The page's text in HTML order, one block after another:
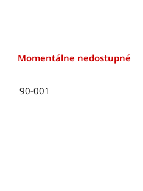
Momentálne nedostupné
90-001